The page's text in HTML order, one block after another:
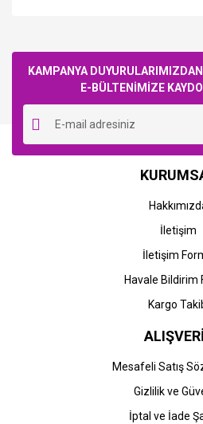
KAMPANYA
E-BÜLTENİMİZE
İletişim
İletişim
Havale Bildirim
Kargo
Mesafeli Satış
Gizlilik ve
İptal ve İade